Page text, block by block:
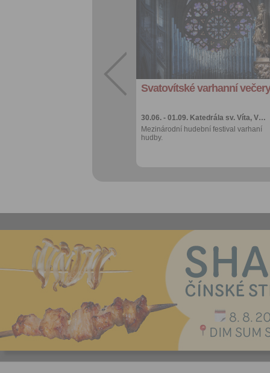
Svatovítské varhanní večery
30.06. - 01.09. Katedrála sv. Víta, V…
Mezinárodní hudební festival varhaní
hudby.
Přidat do
oblíbených
Sdílet:
Facebook
export do
kalendáře
Více výhod pro